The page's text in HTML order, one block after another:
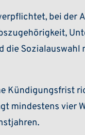
bei der
die
Kündigungsfrist
mindestens vier